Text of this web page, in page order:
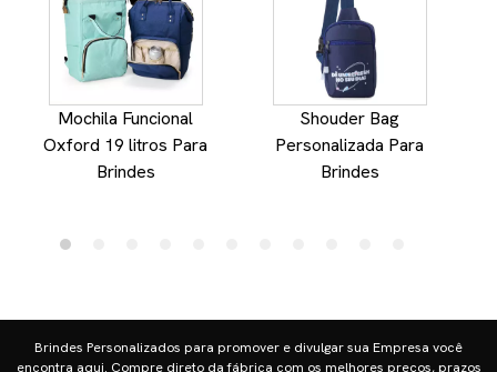
Mochila Funcional
Oxford 19 litros Para
Brindes
Shouder Bag
Personalizada Para
Brindes
Brindes Personalizados para promover e divulgar sua Empresa você
encontra aqui. Compre direto da fábrica com os melhores preços, prazos